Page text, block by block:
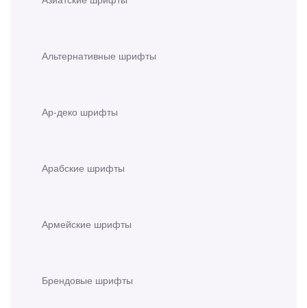
Альтернативные шрифты
Ар-деко шрифты
Арабские шрифты
Армейские шрифты
Брендовые шрифты